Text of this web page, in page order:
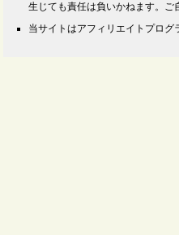
生じても責任は負いかねます。ご
当サイトはアフィリエイトプログ